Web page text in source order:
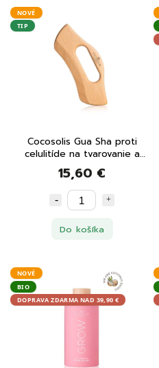
NOVÉ
TIP
Cocosolis Gua Sha proti
celulitíde na tvarovanie a
masáž
15,60 €
Do košíka
NOVÉ
BIO
DOPRAVA ZDARMA NAD 39,90 €